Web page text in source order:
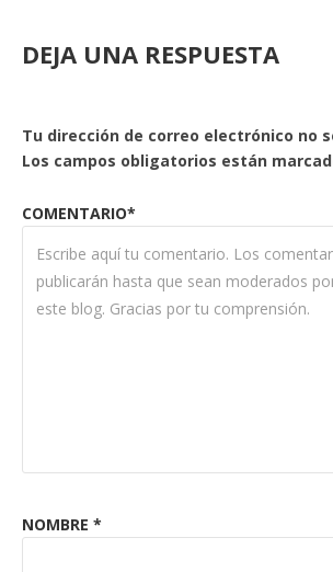
DEJA UNA RESPUESTA
Tu dirección de correo electrónico no
Los campos obligatorios están
COMENTARIO*
NOMBRE *